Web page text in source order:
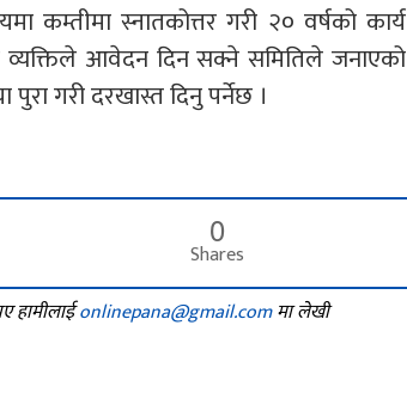
कम्तीमा स्नातकोत्तर गरी २० वर्षको कार्य
व्यक्तिले आवेदन दिन सक्ने समितिले जनाएको
गरी दरखास्त दिनु पर्नेछ ।
0
Shares
हामीलाईonlinepana@gmail.comमा लेखी